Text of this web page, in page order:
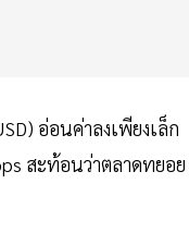
อ่อนค่าลงเพียงเล็ก
สะท้อนว่าตลาดทยอย